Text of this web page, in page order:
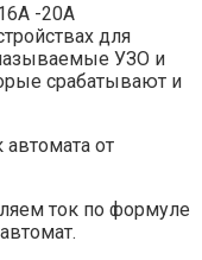
-20А
для
УЗО и
срабатывают и
автомата от
ток по формуле